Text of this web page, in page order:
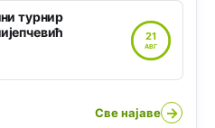
турнир
21
АВГ
Све најаве →